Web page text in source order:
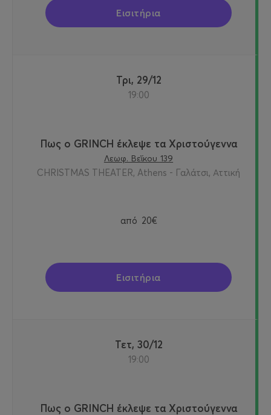
Εισιτήρια
Τρι, 29/12
19:00
Πως ο GRINCH έκλεψε τα Χριστούγεννα
Λεωφ. Βεΐκου 139
CHRISTMAS THEATER, Athens - Γαλάτσι, Αττική
από 20€
Εισιτήρια
Τετ, 30/12
19:00
Πως ο GRINCH έκλεψε τα Χριστούγεννα